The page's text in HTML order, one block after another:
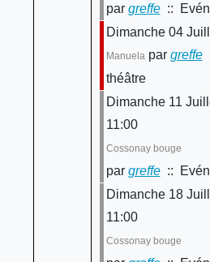
par greffe::
Dimanche 04
Manuela par greffe
théâtre
Dimanche 11
11:00
Cossonay bouge
par greffe::
Dimanche 18
11:00
Cossonay bouge